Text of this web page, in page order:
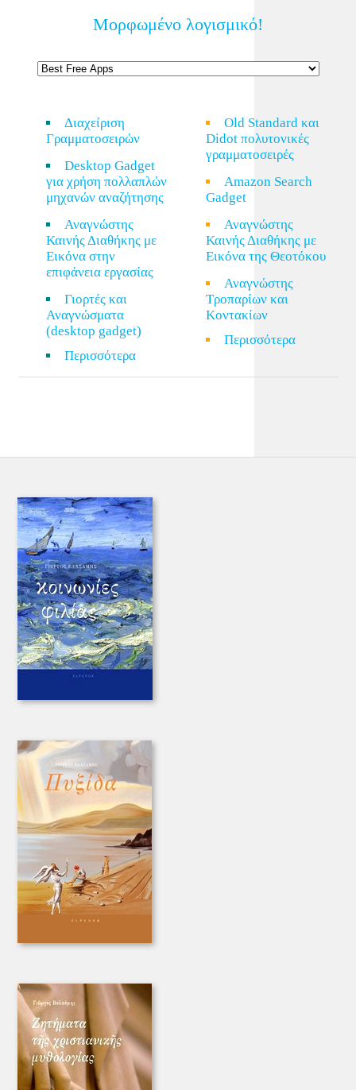
Μορφωμένο λογισμικό!
Διαχείριση
Γραμματοσειρών
Desktop Gadget
για χρήση πολλαπλών
μηχανών αναζήτησης
Αναγνώστης
Καινής Διαθήκης με
Εικόνα στην
επιφάνεια εργασίας
Γιορτές και
Αναγνώσματα
(desktop gadget)
Περισσότερα
Old Standard και
Didot πολυτονικές
γραμματοσειρές
Amazon Search
Gadget
Αναγνώστης
Καινής Διαθήκης με
Εικόνα της Θεοτόκου
Αναγνώστης
Τροπαρίων και
Κοντακίων
Περισσότερα